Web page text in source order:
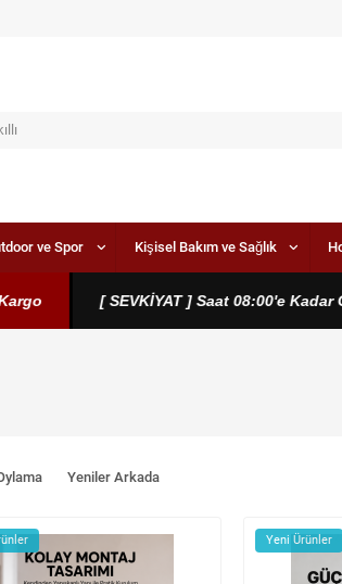
ve Spor Kişisel Bakım ve Sağlık
[ SEVKİYAT ] Saat 08:00'e Kadar Geçen
Yeniler Arkada
Yeni Ürünler